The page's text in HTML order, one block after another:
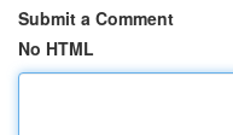
Submit a Comment
No HTML